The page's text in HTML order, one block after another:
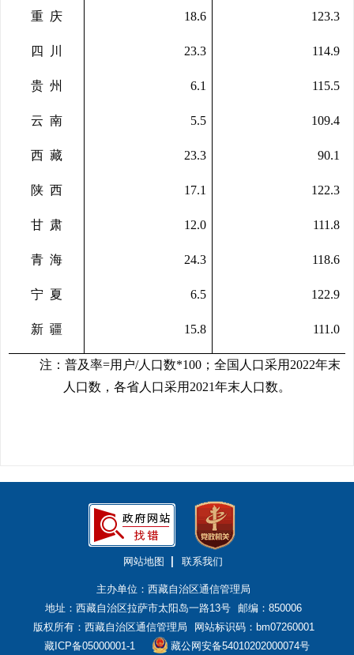
重 庆 18.6 123.3
四 川 23.3 114.9
贵 州 6.1 115.5
云 南 5.5 109.4
西 藏 23.3 90.1
陕 西 17.1 122.3
甘 肃 12.0 111.8
青 海 24.3 118.6
宁 夏 6.5 122.9
新 疆 15.8 111.0
注：普及率=用户/人口数*100； 全国人口采用 2022年末
人口数，各省人口采用 2021年末人口数。
网站地图 联系我们
主办单位：西藏自治区通信管理局
地址：西藏自治区拉萨市太阳岛一路13号 邮编：850006
版权所有：西藏自治区通信管理局
网站标识码：bm07260001
藏ICP备05000001-1
藏公网安备54010202000074号